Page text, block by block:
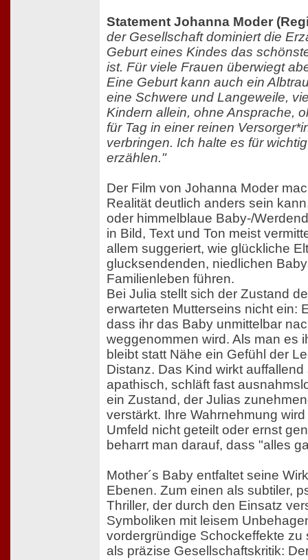
Statement Johanna Moder
der Gesellschaft dominiert die
Geburt eines Kindes das
ist. Für viele Frauen überwiegt
Eine Geburt kann auch ein
eine Schwere und Langeweile,
Kindern allein, ohne Ansprache,
für Tag in einer reinen
verbringen. Ich halte es für
erzählen."
Der Film von Johanna Moder
Realität deutlich anders sein
oder himmelblaue Baby-/
in Bild, Text und Ton meist
allem suggeriert, wie glückliche
glucksendenden, niedlichen
Familienleben führen.
Bei Julia stellt sich der Zustand
erwarteten Mutterseins nicht ein:
dass ihr das Baby unmittelbar
weggenommen wird. Als man es
bleibt statt Nähe ein Gefühl der
Distanz. Das Kind wirkt auffallend
apathisch, schläft fast
ein Zustand, der Julias
verstärkt. Ihre Wahrnehmung
Umfeld nicht geteilt oder ernst
beharrt man darauf, dass "alles
Mother´s Baby entfaltet seine
Ebenen. Zum einen als subtiler,
Thriller, der durch den Einsatz
Symboliken mit leisem
vordergründige Schockeffekte zu
als präzise Gesellschaftskritik: